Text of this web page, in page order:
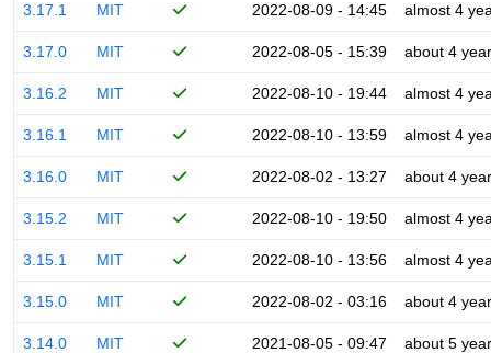
3.17.1 MIT 2022-08-09 - 14:45 almost 4
3.17.0 MIT 2022-08-05 - 15:39 about 4
3.16.2 MIT 2022-08-10 - 19:44 almost 4
3.16.1 MIT 2022-08-10 - 13:59 almost 4
3.16.0 MIT 2022-08-02 - 13:27 about 4
3.15.2 MIT 2022-08-10 - 19:50 almost 4
3.15.1 MIT 2022-08-10 - 13:56 almost 4
3.15.0 MIT 2022-08-02 - 03:16 about 4
3.14.0 MIT 2021-08-05 - 09:47 about 5